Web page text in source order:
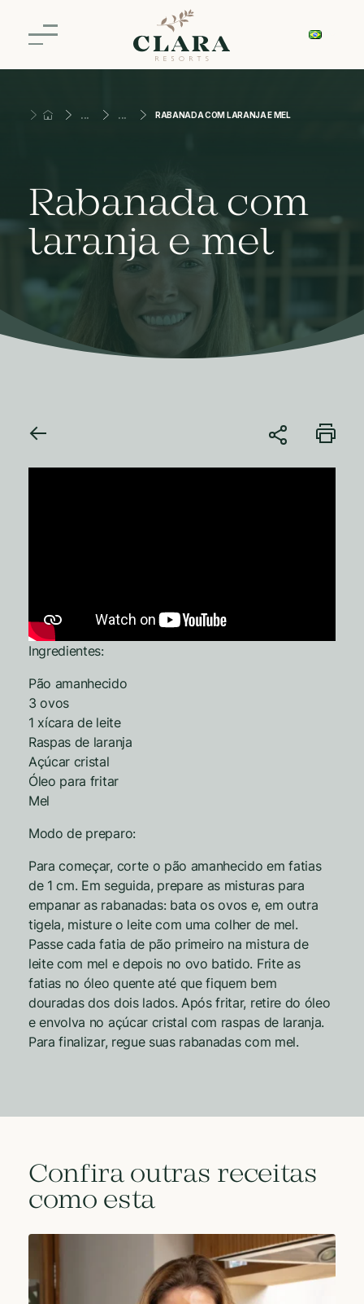
RABANADA COM LARANJA E MEL
Rabanada com
laranja e mel
Ingredientes:
Pão amanhecido
3 ovos
1 xícara de leite
Raspas de laranja
Açúcar cristal
Óleo para fritar
Mel
Modo de preparo:
Para começar, corte o pão amanhecido em fatias
de 1 cm. Em seguida, prepare as misturas para
empanar as rabanadas: bata os ovos e, em outra
tigela, misture o leite com uma colher de mel.
Passe cada fatia de pão primeiro na mistura de
leite com mel e depois no ovo batido. Frite as
fatias no óleo quente até que fiquem bem
douradas dos dois lados. Após fritar, retire do óleo
e envolva no açúcar cristal com raspas de laranja.
Para finalizar, regue suas rabanadas com mel.
Confira outras receitas
como esta